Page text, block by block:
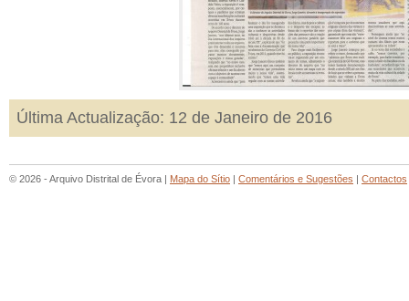
Última Actualização: 12 de Janeiro de 2016
© 2026 - Arquivo Distrital de Évora | Mapa do Sítio | Comentários e Sugestões | Contactos